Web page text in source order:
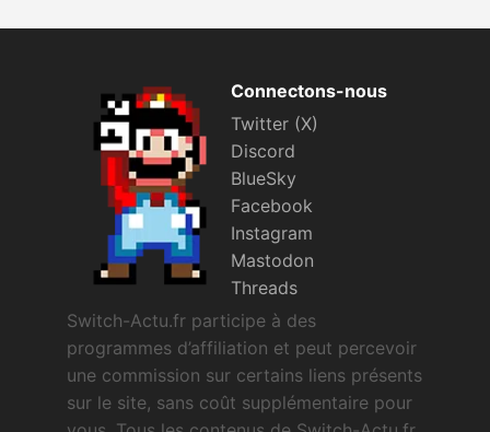
Connectons-nous
Twitter (X)
Discord
BlueSky
Facebook
Instagram
Mastodon
Threads
Switch-Actu.fr participe à des
programmes d’affiliation et peut percevoir
une commission sur certains liens présents
sur le site, sans coût supplémentaire pour